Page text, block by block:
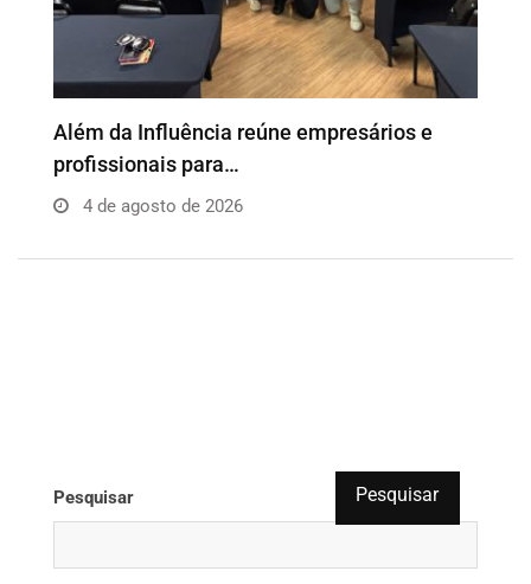
Além da Influência reúne empresários e
profissionais para…
4 de agosto de 2026
Pesquisar Pesquisar